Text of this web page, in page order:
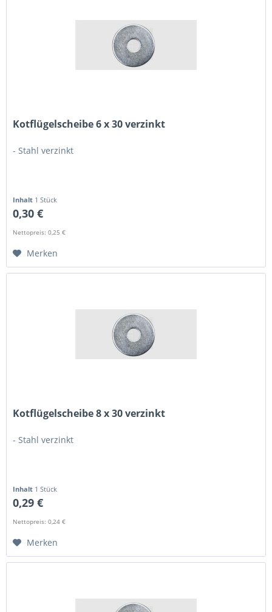
Kotflügelscheibe 6 x 30 verzinkt
- Stahl verzinkt
Inhalt 1 Stück
0,30 €
Nettopreis: 0,25 €
Merken
Kotflügelscheibe 8 x 30 verzinkt
- Stahl verzinkt
Inhalt 1 Stück
0,29 €
Nettopreis: 0,24 €
Merken